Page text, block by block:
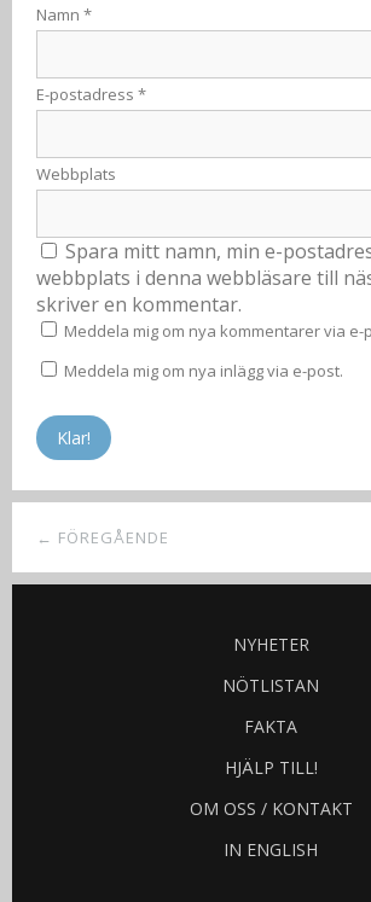
Namn *
E-postadress *
Webbplats
Spara mitt namn, min e-
webbplats i denna webbläsare till
skriver en kommentar.
Meddela mig om nya kommentarer via e-
Meddela mig om nya inlägg via e-post.
← FÖREGÅENDE
NYHETER
NÖTLISTAN
FAKTA
HJÄLP TILL!
OM OSS / KONTAKT
IN ENGLISH